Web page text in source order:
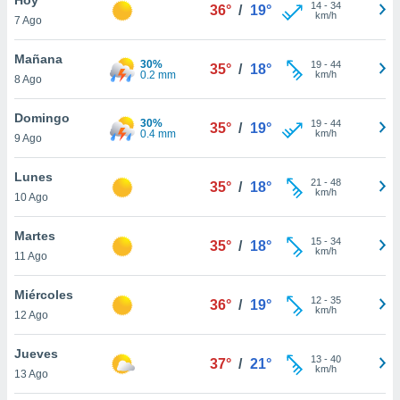
y
en
más
de
7 Ago
36° / 19° 14- 34
km/h
Mañana
8 Ago
30%
0.2 mm
35° / 18° 19- 44
km/h
Domingo
9 Ago
30%
0.4 mm
35° / 19° 19- 44
km/h
Lunes
10 Ago
35° / 18° 21 - 48
km/h
Martes
11 Ago
35° / 18° 15- 34
km/h
Miércoles
12 Ago
36° / 19° 12- 35
km/h
Jueves
13 Ago
37° / 21° 13- 40
km/h